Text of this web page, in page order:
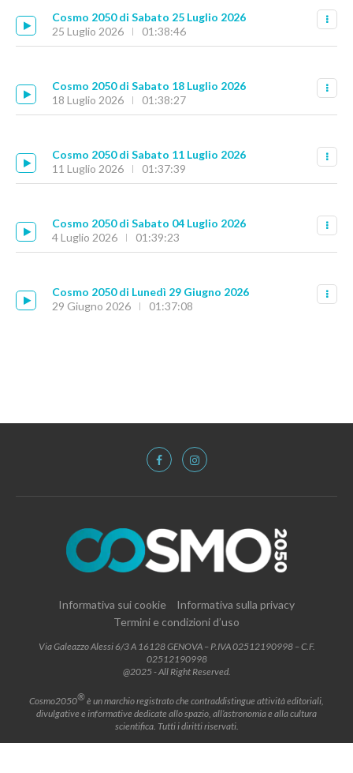
Cosmo 2050 di Sabato 25 Luglio 2026
25 Luglio 2026
01:38:46
Cosmo 2050 di Sabato 18 Luglio 2026
18 Luglio 2026
01:38:27
Cosmo 2050 di Sabato 11 Luglio 2026
11 Luglio 2026
01:37:39
Cosmo 2050 di Sabato 04 Luglio 2026
4 Luglio 2026
01:39:23
Cosmo 2050 di Lunedì 29 Giugno 2026
29 Giugno 2026
01:37:08
Informativa sui cookie
Informativa sulla privacy
Termini e condizioni d’uso
Via Galeazzo Alessi 6/3 A 16128 GENOVA – P.IVA 02512190998 – C.F.
02512190998
@2025 - All Right Reserved.
Cosmo2050®è un marchio registrato che contraddistingue attività editoriali,
divulgative e informative dedicate allo spazio, all’astronomia e alla cultura
scientifica. Tutti i diritti riservati.